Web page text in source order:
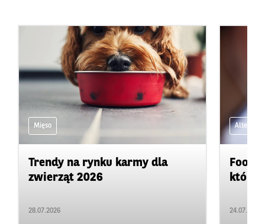
Mięso
Trendy na rynku karmy dla
zwierząt 2026
28.07.2026
Food
które
24.07.2026